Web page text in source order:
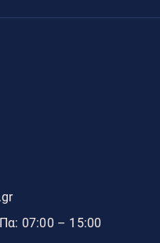
07:00 – 15:00